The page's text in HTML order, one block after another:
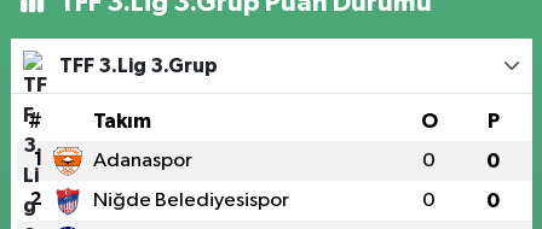
TFF 3.Lig 3.Grup
# Takım O P
1 Adanaspor 0 0
2 Niğde Belediyesispor 0 0